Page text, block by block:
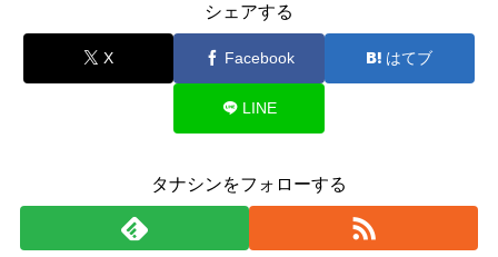
シェアする
X Facebook はてブ
LINE
タナシンをフォローする